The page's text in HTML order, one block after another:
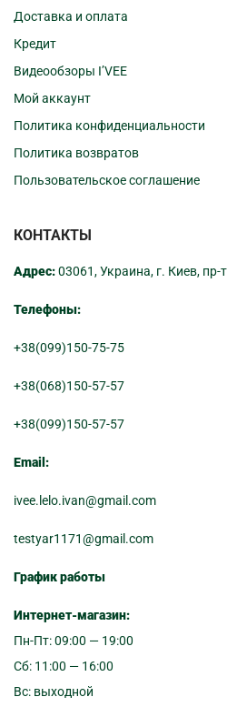
Доставка и оплата
Кредит
Видеообзоры I’VEE
Мой аккаунт
Политика конфиденциальности
Политика возвратов
Пользовательское соглашение
КОНТАКТЫ
Адрес:03061, Украина, г. Киев, пр-
Телефоны:
+38(099)150-75-75
+38(068)150-57-57
+38(099)150-57-57
Email:
ivee.lelo.ivan@gmail.com
testyar1171@gmail.com
График работы
Интернет-магазин:
Пн-Пт: 09:00 — 19:00
Сб: 11:00 — 16:00
Вс: выходной